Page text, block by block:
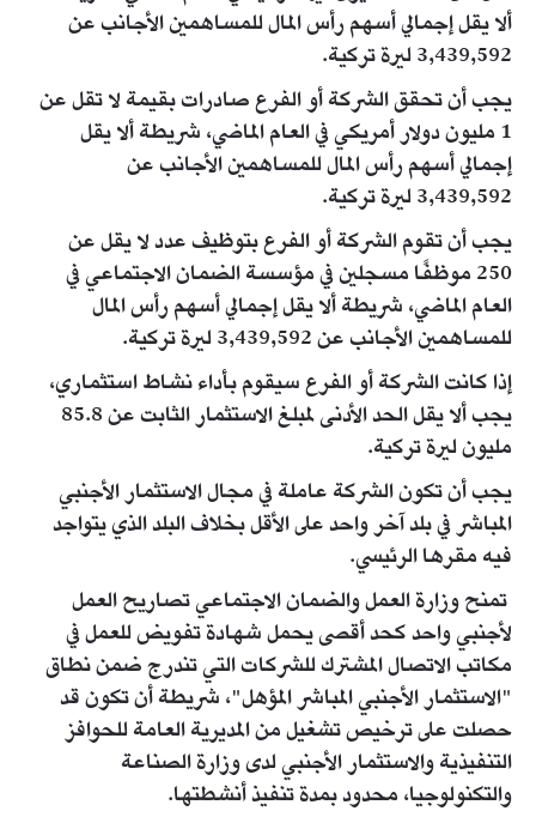
ألا يقل إجمالي أسهم رأس المال للمساهمين الأجانب عن
3,439,592 ليرة تركية.
يجب أن تحقق الشركة أو الفرع صادرات بقيمة لا تقل عن
1 مليون دولار أمريكي في العام الماضي، شريطة ألا يقل
إجمالي أسهم رأس المال للمساهمين الأجانب عن
3,439,592 ليرة تركية.
يجب أن تقوم الشركة أو الفرع بتوظيف عدد لا يقل عن
250 موظفًا مسجلين في مؤسسة الضمان الاجتماعي في
العام الماضي، شريطة ألا يقل إجمالي أسهم رأس المال
للمساهمين الأجانب عن 3,439,592 ليرة تركية.
إذا كانت الشركة أو الفرع سيقوم بأداء نشاط استثماري،
يجب ألا يقل الحد الأدنى لمبلغ الاستثمار الثابت عن 85.8
مليون ليرة تركية.
يجب أن تكون الشركة عاملة في مجال الاستثمار الأجنبي
المباشر في بلد آخر واحد على الأقل بخلاف البلد الذي يتواجد
فيه مقرها الرئيسي.
تمنح وزارة العمل والضمان الاجتماعي تصاريح العمل
لأجنبي واحد كحد أقصى يحمل شهادة تفويض للعمل في
مكاتب الاتصال المشترك للشركات التي تندرج ضمن نطاق
"الاستثمار الأجنبي المباشر المؤهل"، شريطة أن تكون قد
حصلت على ترخيص تشغيل من المديرية العامة للحوافز
التنفيذية والاستثمار الأجنبي لدى وزارة الصناعة
والتكنولوجيا، محدود بمدة تنفيذ أنشطتها.